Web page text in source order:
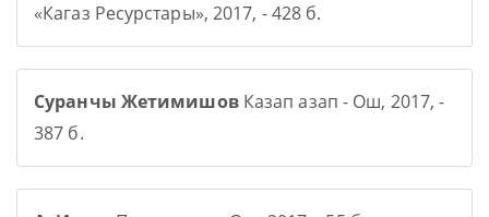
«Кагаз Ресурстары», 2017, - 428 б.
Суранчы ЖетимишовКазап азап - Ош, 2017, -
387 б.